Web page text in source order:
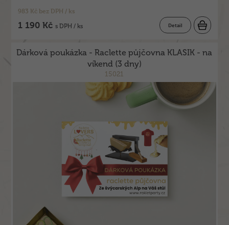
983 Kč bez DPH / ks
1 190 Kčs DPH / ks Detail
Dárková poukázka - Raclette půjčovna KLASIK - na
víkend (3 dny)
15021